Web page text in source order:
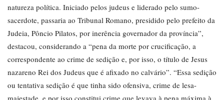
natureza política. Iniciado pelos judeus e liderado pelo sumo-
sacerdote, passaria ao Tribunal Romano, presidido pelo prefeito da
Judeia, Pôncio Pilatos, por inerência governador da província”,
destacou, considerando a “pena da morte por crucificação, a
correspondente ao crime de sedição e, por isso, o título de Jesus
nazareno Rei dos Judeus que é afixado no calvário”. “Essa sedição
ou tentativa sedição é que tinha sido ofensiva, crime de lesa-